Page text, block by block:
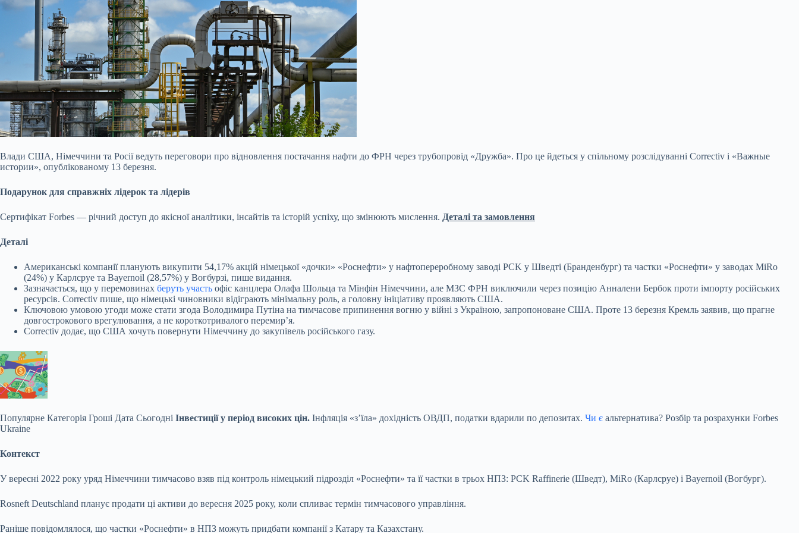
Влади США, Німеччини та Росії ведуть переговори про відновлення постачання нафти до ФРН через трубопровід «Дружба». Про це йдеться у спільному розслідуванні Correctiv і «Важные
истории», опублікованому 13 березня.
Подарунок для справжніх лідерок та лідерів
Сертифікат Forbes — річний доступ до якісної аналітики, інсайтів та історій успіху, що змінюють мислення. Деталі та замовлення
Деталі
Американські компанії планують викупити 54,17% акцій німецької «дочки» «Роснефти» у нафтопереробному заводі PCK у Шведті (Бранденбург) та частки «Роснефти» у заводах MiRo
(24%) у Карлсруе та Bayernoil (28,57%) у Вогбурзі, пише видання.
Зазначається, що у перемовинах беруть участь офіс канцлера Олафа Шольца та Мінфін Німеччини, але МЗС ФРН виключили через позицію Анналени Бербок проти імпорту російських
ресурсів. Correctiv пише, що німецькі чиновники відіграють мінімальну роль, а головну ініціативу проявляють США.
Ключовою умовою угоди може стати згода Володимира Путіна на тимчасове припинення вогню у війні з Україною, запропоноване США. Проте 13 березня Кремль заявив, що прагне
довгострокового врегулювання, а не короткотривалого перемир’я.
Correctiv додає, що США хочуть повернути Німеччину до закупівель російського газу.
Популярне Категорія Гроші Дата Сьогодні Інвестиції у період високих цін. Інфляція «зʼїла» дохідність ОВДП, податки вдарили по депозитах. Чи є альтернатива? Розбір та розрахунки Forbes
Ukraine
Контекст
У вересні 2022 року уряд Німеччини тимчасово взяв під контроль німецький підрозділ «Роснефти» та її частки в трьох НПЗ: PCK Raffinerie (Шведт), MiRo (Карлсруе) і Bayernoil (Вогбург).
Rosneft Deutschland планує продати ці активи до вересня 2025 року, коли спливає термін тимчасового управління.
Раніше повідомлялося, що частки «Роснефти» в НПЗ можуть придбати компанії з Катару та Казахстану.